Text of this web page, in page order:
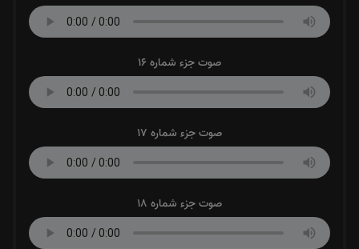
صوت جزء شماره 16
صوت جزء شماره 17
صوت جزء شماره 18